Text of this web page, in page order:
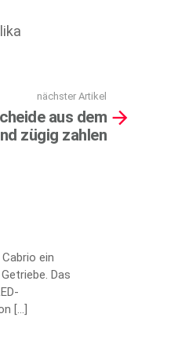
nächster Artikel
aus dem
zügig zahlen
ein
Das
[…]